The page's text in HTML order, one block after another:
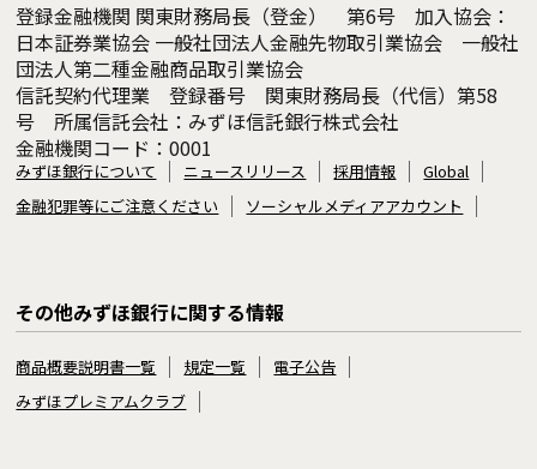
登録金融機関 関東財務局長（登金） 第6号 加入協会：
日本証券業協会 一般社団法人金融先物取引業協会 一般社
団法人第二種金融商品取引業協会
信託契約代理業 登録番号 関東財務局長（代信）第58
号 所属信託会社：みずほ信託銀行株式会社
金融機関コード：0001
みずほ銀行について ニュースリリース 採用情報
Global
金融犯罪等にご注意ください
ソーシャルメディアアカウント
その他みずほ銀行に関する情報
商品概要説明書一覧 規定一覧
電子公告
みずほプレミアムクラブ